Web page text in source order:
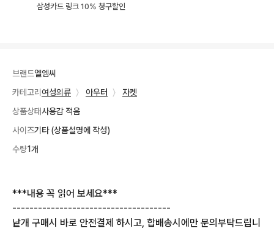
삼성카드 링크 10% 청구할인
브랜드엘엠씨
카테고리 여성의류 〉 아우터 〉
자켓
상품상태사용감 적음
사이즈기타 (상품설명에 작성)
수량1개
***내용 꼭 읽어 보세요***
-------------------------------------
낱개 구매시 바로 안전결제 하시고, 합배송시에만 문의부탁드립니